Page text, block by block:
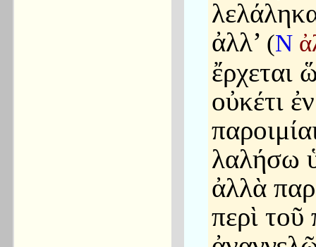
ἀλλ’ (N
ἔρχεται
οὐκέτι ἐν
λαλήσω
ἀλλὰ
περὶ τοῦ